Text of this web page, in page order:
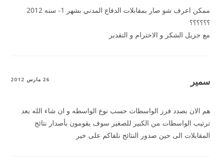
ممكن اعرف شو صار بمقابلات الدفاع المدني بشهر 1- سنه 2012
؟؟؟؟؟؟
مع جزيل الشكر و الاحترام و التقدير
سمير 26 مارس 2012
هم الان بصدد فرز الواسطات حسب نوع الواسطه و ان شاء الله بعد
ترتيب الواسطات من الكبير للصغير سوف يقومون بأصدار نتائج
المقابلات الى حين صدور النتائج نلقاكم على خير